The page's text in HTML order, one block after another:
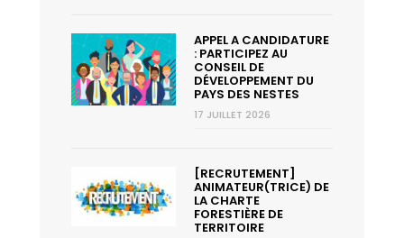
APPEL A CANDIDATURE
: PARTICIPEZ AU
CONSEIL DE
DÉVELOPPEMENT DU
PAYS DES NESTES
17 JUILLET 2026
[RECRUTEMENT]
ANIMATEUR(TRICE) DE
LA CHARTE
FORESTIÈRE DE
TERRITOIRE